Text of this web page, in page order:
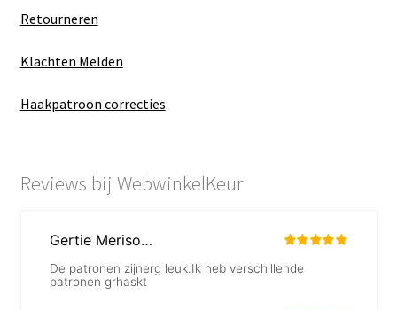
Retourneren
Klachten Melden
Haakpatroon correcties
Reviews bij WebwinkelKeur